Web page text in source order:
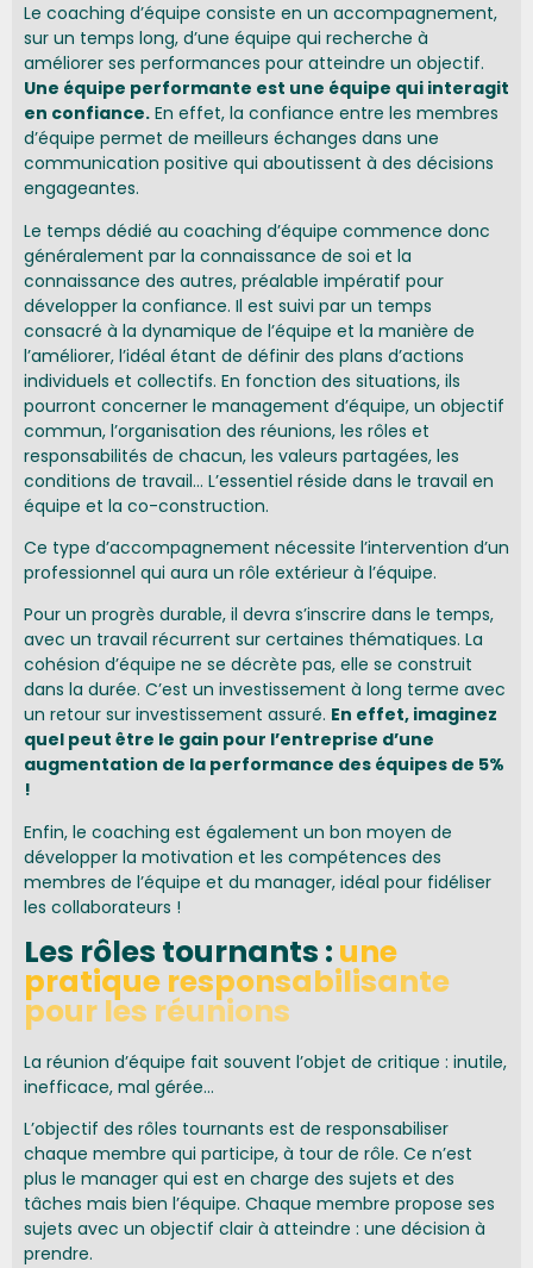
Le coaching d’équipe consiste en un accompagnement,
sur un temps long, d’une équipe qui recherche à
améliorer ses performances pour atteindre un objectif.
Une équipe performante est une équipe qui interagit
en confiance. En effet, la confiance entre les membres
d’équipe permet de meilleurs échanges dans une
communication positive qui aboutissent à des décisions
engageantes.
Le temps dédié au coaching d’équipe commence donc
généralement par la connaissance de soi et la
connaissance des autres, préalable impératif pour
développer la confiance. Il est suivi par un temps
consacré à la dynamique de l’équipe et la manière de
l’améliorer, l’idéal étant de définir des plans d’actions
individuels et collectifs. En fonction des situations, ils
pourront concerner le management d’équipe, un objectif
commun, l’organisation des réunions, les rôles et
responsabilités de chacun, les valeurs partagées, les
conditions de travail… L’essentiel réside dans le travail en
équipe et la co-construction.
Ce type d’accompagnement nécessite l’intervention d’un
professionnel qui aura un rôle extérieur à l’équipe.
Pour un progrès durable, il devra s’inscrire dans le temps,
avec un travail récurrent sur certaines thématiques. La
cohésion d’équipe ne se décrète pas, elle se construit
dans la durée. C’est un investissement à long terme avec
un retour sur investissement assuré. En effet, imaginez
quel peut être le gain pour l’entreprise d’une
augmentation de la performance des équipes de 5%
!
Enfin, le coaching est également un bon moyen de
développer la motivation et les compétences des
membres de l’équipe et du manager, idéal pour fidéliser
les collaborateurs !
Les rôles tournants : une
pratique responsabilisante
pour les réunions
La réunion d’équipe fait souvent l’objet de critique : inutile,
inefficace, mal gérée…
L’objectif des rôles tournants est de responsabiliser
chaque membre qui participe, à tour de rôle. Ce n’est
plus le manager qui est en charge des sujets et des
tâches mais bien l’équipe. Chaque membre propose ses
sujets avec un objectif clair à atteindre : une décision à
prendre.